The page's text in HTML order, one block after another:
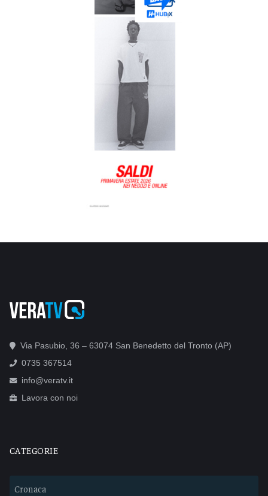
Via Pasubio, 36 – 63074 San Benedetto del Tronto (AP)
0735 367514
info@veratv.it
Lavora con noi
CATEGORIE
Cronaca